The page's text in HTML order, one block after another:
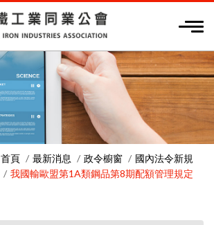
首頁 最新消息 政令櫥窗
國內法令新規
我國輸歐盟第1A類鋼品第8期配額管理規定